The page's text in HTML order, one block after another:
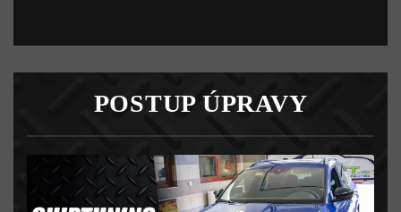
POSTUP ÚPRAVY